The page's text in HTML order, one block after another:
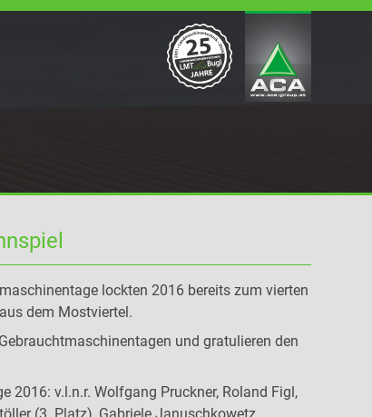
lockten 2016 bereits zum vierten
dem Mostviertel.
und gratulieren den
v.l.n.r. Wolfgang Pruckner, Roland Figl,